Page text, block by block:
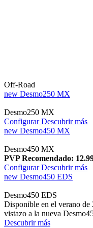
Off-Road
new Desmo250 MX
Desmo250 MX
Configurar Descubrir más
new Desmo450 MX
Desmo450 MX
PVP Recomendado:
Configurar Descubrir más
new Desmo450 EDS
Desmo450 EDS
Disponible en el verano de
vistazo a la nueva
Descubrir más